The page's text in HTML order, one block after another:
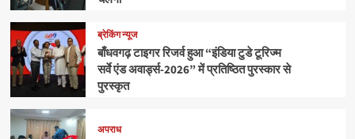
ब्रेकिंग न्यूज
बाँधवगढ़ टाइगर रिजर्व हुआ “इंडिया टुडे टूरिज्म
सर्वे एंड अवार्ड्स-2026” में प्रतिष्ठित पुरस्कार से
पुरस्कृत
अपराध